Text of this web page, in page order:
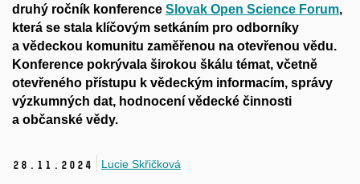
druhý ročník konference Slovak Open Science Forum,
která se stala klíčovým setkáním pro odborníky
a vědeckou komunitu zaměřenou na otevřenou vědu.
Konference pokrývala širokou škálu témat, včetně
otevřeného přístupu k vědeckým informacím, správy
výzkumných dat, hodnocení vědecké činnosti
a občanské vědy.
28. 11. 2024 Lucie Skřičková